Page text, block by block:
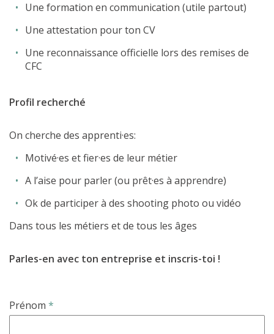
Une formation en communication (utile partout)
Une attestation pour ton CV
Une reconnaissance officielle lors des remises de
CFC
Profil recherché
On cherche des apprenti·es:
Motivé·es et fier·es de leur métier
A l’aise pour parler (ou prêt·es à apprendre)
Ok de participer à des shooting photo ou vidéo
Dans tous les métiers et de tous les âges
Parles-en avec ton entreprise et inscris-toi !
Prénom *